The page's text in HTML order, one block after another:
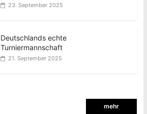
23. September 2025
Deutschlands echte
Turniermannschaft
21. September 2025
mehr